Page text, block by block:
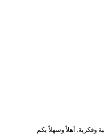
أهلاً وسهلاً بكم